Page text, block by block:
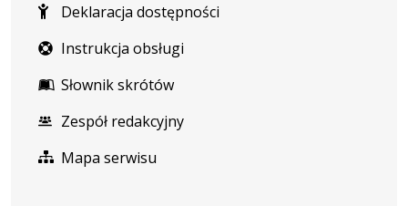
Deklaracja dostępności
Instrukcja obsługi
Słownik skrótów
Zespół redakcyjny
Mapa serwisu